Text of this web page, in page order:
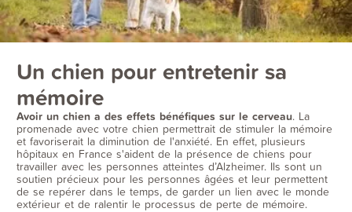
Un chien pour entretenir sa
mémoire
Avoir un chien a des effets bénéfiques sur le cerveau. La
promenade avec votre chien permettrait de stimuler la mémoire
et favoriserait la diminution de l'anxiété. En effet, plusieurs
hôpitaux en France s'aident de la présence de chiens pour
travailler avec les personnes atteintes d’Alzheimer. Ils sont un
soutien précieux pour les personnes âgées et leur permettent
de se repérer dans le temps, de garder un lien avec le monde
extérieur et de ralentir le processus de perte de mémoire.